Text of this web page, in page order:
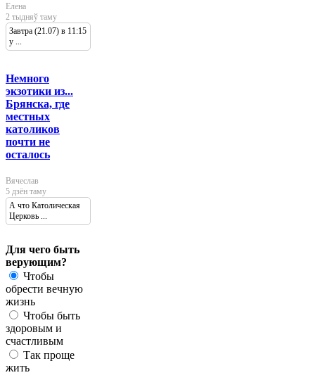
Елена
2 тыдняў таму
Завтра (21.07) в 11:15
у ...
Немного
экзотики из...
Брянска, где
местных
католиков
почти не
осталось
Вячеслав
5 дзён таму
А что Католическая
Церковь ...
Для чего быть
верующим?
Чтобы
обрести вечную
жизнь
Чтобы быть
здоровым и
счастливым
Так проще
жить